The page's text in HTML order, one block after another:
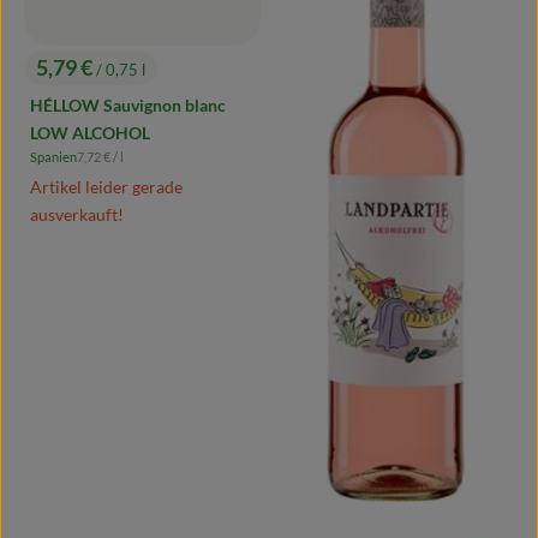
, Preis:
5,79 €/ 0,75 l
HÉLLOW Sauvignon blanc
LOW ALCOHOL
, Herkunft:
Spanien, Referenzpreis:
7,72 €/ l
Artikel leider gerade
ausverkauft!